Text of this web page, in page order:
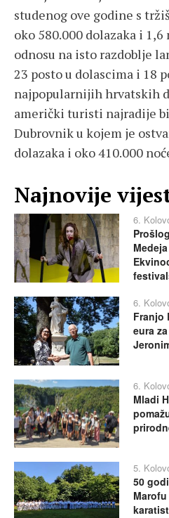
studenog ove godine s
oko 580.000 dolazaka i
odnosu na isto razdoblje
23 posto u dolascima i 18
najpopularnijih hrvatskih
američki turisti najradije
Dubrovnik u kojem je
dolazaka i oko 410.000
Najnovije
6.
6.
Franjo
eura
6.
Mladi
5.
50